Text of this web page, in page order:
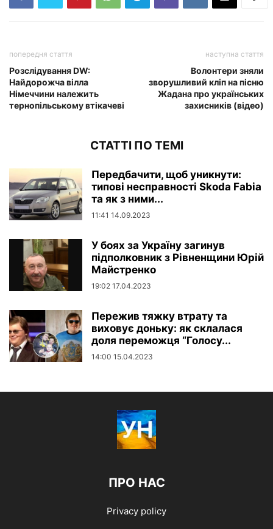
попередня стаття
Розслідування DW:
Найдорожча вілла
Німеччини належить
тернопільському втікачеві
наступна стаття
Волонтери зняли
зворушливий кліп на пісню
Жадана про українських
захисників (відео)
СТАТТІ ПО ТЕМІ
Передбачити, щоб уникнути:
типові несправності Skoda Fabia
та як з ними...
11:41 14.09.2023
У боях за Україну загинув
підполковник з Рівненщини Юрій
Майстренко
19:02 17.04.2023
Пережив тяжку втрату та
виховує доньку: як склалася
доля переможця “Голосу...
14:00 15.04.2023
ПРО НАС
Privacy policy